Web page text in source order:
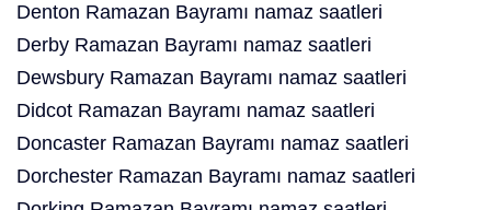
Denton Ramazan Bayramı namaz saatleri
Derby Ramazan Bayramı namaz saatleri
Dewsbury Ramazan Bayramı namaz saatleri
Didcot Ramazan Bayramı namaz saatleri
Doncaster Ramazan Bayramı namaz saatleri
Dorchester Ramazan Bayramı namaz saatleri